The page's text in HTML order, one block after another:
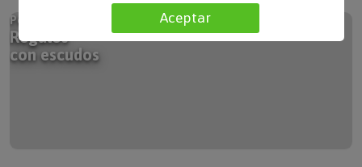
Regalos
con escudos
Aceptar